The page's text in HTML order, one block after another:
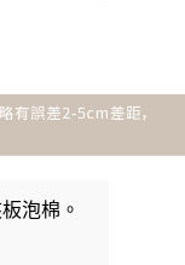
泡棉。